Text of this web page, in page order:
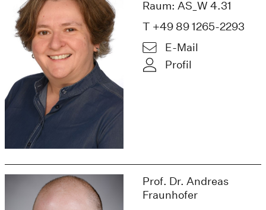
Raum: AS_W 4.31
T +49 89 1265-2293
E-Mail
Profil
Prof. Dr. Andreas
Fraunhofer